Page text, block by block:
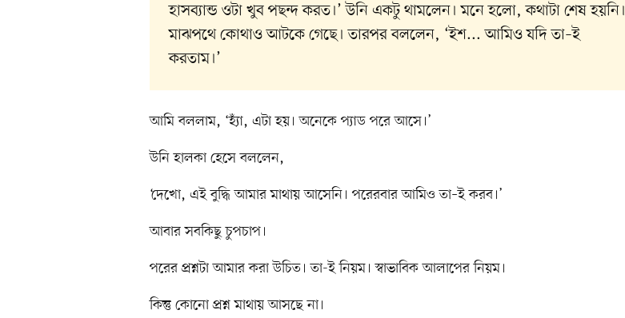
হাসব্যান্ড ওটা খুব পছন্দ করত।’ উনি একটু থামলেন। মনে হলো, কথাটা শেষ হয়নি।
মাঝপথে কোথাও আটকে গেছে। তারপর বললেন, ‘ইশ... আমিও যদি তা–ই
করতাম।’
আমি বললাম, ‘হ্যাঁ, এটা হয়। অনেকে প্যাড পরে আসে।’
উনি হালকা হেসে বললেন,
‘দেখো, এই বুদ্ধি আমার মাথায় আসেনি। পরেরবার আমিও তা–ই করব।’
আবার সবকিছু চুপচাপ।
পরের প্রশ্নটা আমার করা উচিত। তা-ই নিয়ম। স্বাভাবিক আলাপের নিয়ম।
কিন্তু কোনো প্রশ্ন মাথায় আসছে না।